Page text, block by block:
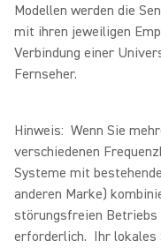
Modellen werden die
mit ihren jeweiligen
Verbindung einer
Fernseher.
Hinweis: Wenn Sie
verschiedenen
Systeme mit
anderen Marke)
störungsfreien Betriebs
erforderlich. Ihr lokales